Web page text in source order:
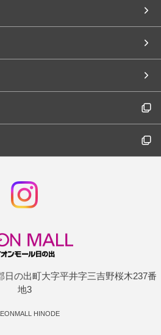
日の出町大字平井字三吉野桜木237番
地3
HINODE